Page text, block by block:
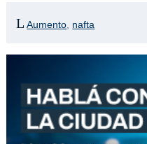
Aumento nafta